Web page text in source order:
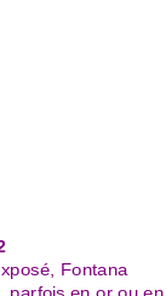
Fontana